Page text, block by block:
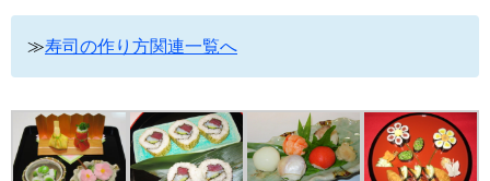
≫寿司の作り方関連一覧へ